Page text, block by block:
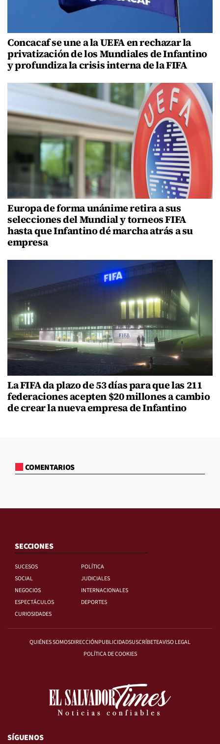
Concacaf se une a la UEFA en rechazar la
privatización de los Mundiales de Infantino
y profundiza la crisis interna de la FIFA
Europa de forma unánime retira a sus
selecciones del Mundial y torneos FIFA
hasta que Infantino dé marcha atrás a su
empresa
La FIFA da plazo de 53 días para que las 211
federaciones acepten $20 millones a cambio
de crear la nueva empresa de Infantino
COMENTARIOS
SECCIONES
SUCESOS
POLÍTICA
SOCIAL
JUDICIALES
NEGOCIOS
INTERNACIONALES
ESPECTÁCULOS
DEPORTES
CURIOSIDADES
QUIÉNES SOMOSDIRECCIÓNPUBLICIDADSUSCRÍBETEAVISO LEGAL
POLÍTICA DE COOKIES
SÍGUENOS